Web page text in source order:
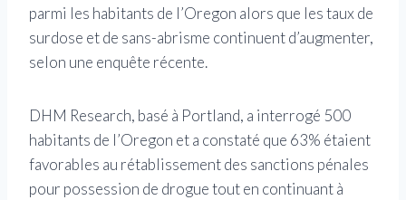
parmi les habitants de l’Oregon alors que les taux de
surdose et de sans-abrisme continuent d’augmenter,
selon une enquête récente.
DHM Research, basé à Portland, a interrogé 500
habitants de l’Oregon et a constaté que 63% étaient
favorables au rétablissement des sanctions pénales
pour possession de drogue tout en continuant à